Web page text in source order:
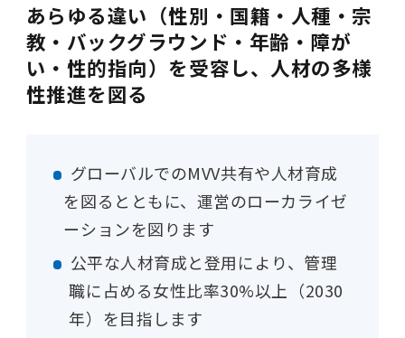
あらゆる違い（性別・国籍・人種・宗
教・バックグラウンド・年齢・障が
い・性的指向）を受容し、人材の多様
性推進を図る
グローバルでのMVV共有や人材育成
を図るとともに、運営のローカライゼ
ーションを図ります
公平な人材育成と登用により、管理
職に占める女性比率30%以上（2030
年）を目指します